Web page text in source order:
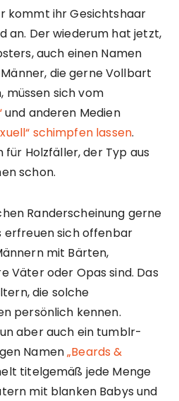
kommt ihr Gesichtshaar
an. Der wiederum hat jetzt,
auch einen Namen
die gerne Vollbart
müssen sich vom
und anderen Medien
schimpfen lassen.
für Holzfäller, der Typ aus
schon.
Randerscheinung gerne
erfreuen sich offenbar
mit Bärten,
Väter oder Opas sind. Das
die solche
persönlich kennen.
aber auch ein tumblr-
Namen„Beards &
titelgemäß jede Menge
mit blanken Babys und